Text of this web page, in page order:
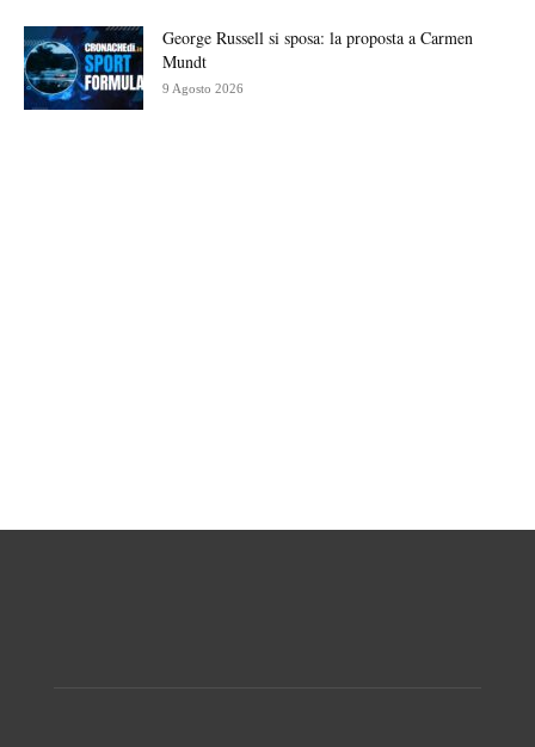
George Russell si sposa: la proposta a Carmen
Mundt
9 Agosto 2026